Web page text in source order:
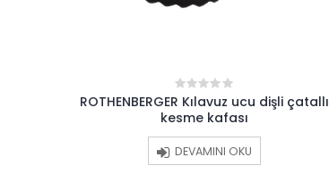
0
of
5
ROTHENBERGER Kılavuz ucu dişli çatallı
kesme kafası
DEVAMINI OKU